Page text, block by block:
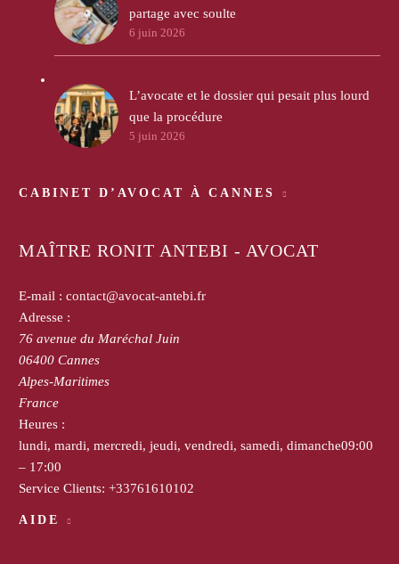
partage avec soulte
6 juin 2026
L’avocate et le dossier qui pesait plus lourd
que la procédure
5 juin 2026
CABINET D’AVOCAT À CANNES
MAÎTRE RONIT ANTEBI - AVOCAT
E-mail : contact@avocat-antebi.fr
Adresse :
76 avenue du Maréchal Juin
06400 Cannes
Alpes-Maritimes
France
Heures :
lundi, mardi, mercredi, jeudi, vendredi, samedi, dimanche09:00
– 17:00
Service Clients: +33761610102
AIDE